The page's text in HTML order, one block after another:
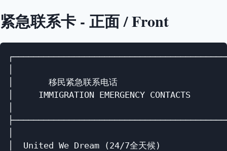
紧急联系卡 - 正面 / Front
│       移民紧急联系电话
│     IMMIGRATION EMERGENCY CONTACTS
│  United We Dream (24/7全天候)